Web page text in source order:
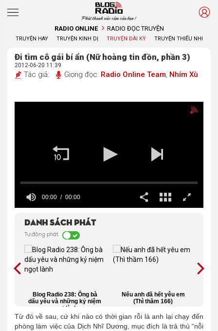
Phát thanh xúc cảm của bạn !
RADIO ONLINE RADIO ĐỌC TRUYỆN
TRUYỆN HAY TRUYỆN KINH DỊ TRUYỆN DÀI KỲ TRUYỆN THIẾU NHI
Đi tìm cô gái bí ẩn (Nữ hoàng tin đồn, phần 3)
2012-06-20 11:39
Tác giả: Giọng đọc: Radio Online Team, Nhím Xù
00:00 00:00
Danh sách phát
Tự động phát
Blog Radio 238: Ông bà
dấu yêu và những kỷ niệm
ngọt lành
Nếu anh đã hết yêu em
(Thì thầm 166)
Từ đó về sau, cứ khi nào có thời gian rỗi là anh lại chạy đến
phòng làm việc của Dịch Nhĩ Dương, mục đích là trả thù “nỗi